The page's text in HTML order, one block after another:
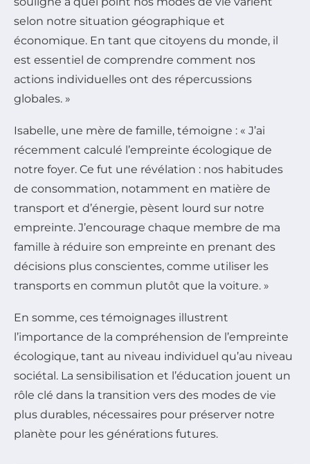
selon notre situation géographique et
économique. En tant que citoyens du monde, il
est essentiel de comprendre comment nos
actions individuelles ont des répercussions
globales. »
Isabelle, une mère de famille, témoigne : « J’ai
récemment calculé l’empreinte écologique de
notre foyer. Ce fut une révélation : nos habitudes
de consommation, notamment en matière de
transport et d’énergie, pèsent lourd sur notre
empreinte. J’encourage chaque membre de ma
famille à réduire son empreinte en prenant des
décisions plus conscientes, comme utiliser les
transports en commun plutôt que la voiture. »
En somme, ces témoignages illustrent
l’importance de la compréhension de l’empreinte
écologique, tant au niveau individuel qu’au niveau
sociétal. La sensibilisation et l’éducation jouent un
rôle clé dans la transition vers des modes de vie
plus durables, nécessaires pour préserver notre
planète pour les générations futures.